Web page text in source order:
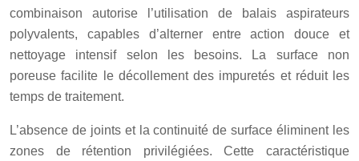
combinaison autorise l’utilisation de balais aspirateurs
polyvalents, capables d’alterner entre action douce et
nettoyage intensif selon les besoins. La surface non
poreuse facilite le décollement des impuretés et réduit les
temps de traitement.
L’absence de joints et la continuité de surface éliminent les
zones de rétention privilégiées. Cette caractéristique